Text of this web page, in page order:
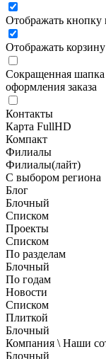
Отображать кнопку
Отображать
Сокращенная шапка
оформления заказа
Контакты
Карта FullHD
Компакт
Филиалы
Филиалы(лайт)
С выбором региона
Блог
Блочный
Списком
Проекты
Списком
По разделам
Блочный
По годам
Новости
Списком
Плиткой
Блочный
Компания \ Наши
Блочный